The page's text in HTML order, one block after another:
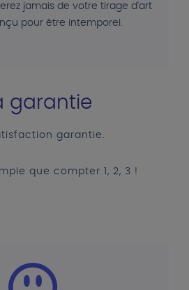
jamais de votre tirage d'art
pour être intemporel.
garantie
garantie.
que compter 1, 2, 3 !